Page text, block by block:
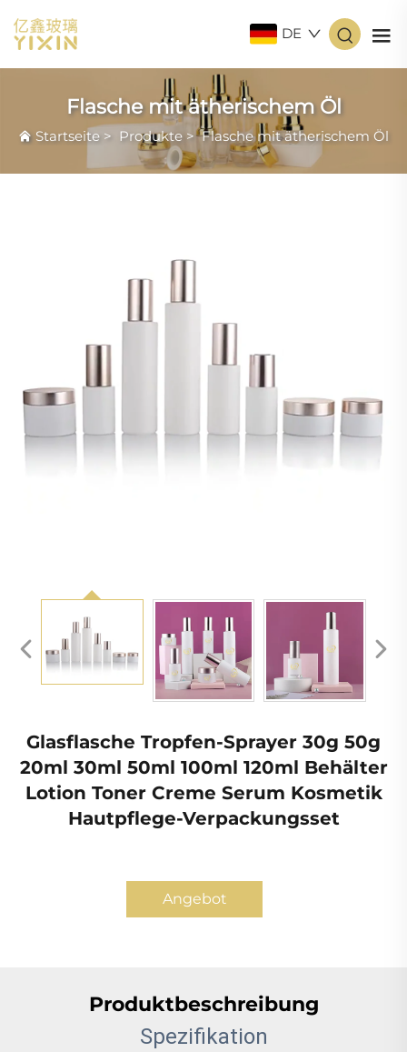
DE
Flasche mit ätherischem Öl
Startseite > Produkte >Flasche mit ätherischem Öl
Glasflasche Tropfen-Sprayer 30g 50g
20ml 30ml 50ml 100ml 120ml Behälter
Lotion Toner Creme Serum Kosmetik
Hautpflege-Verpackungsset
Angebot
Produktbeschreibung
Spezifikation